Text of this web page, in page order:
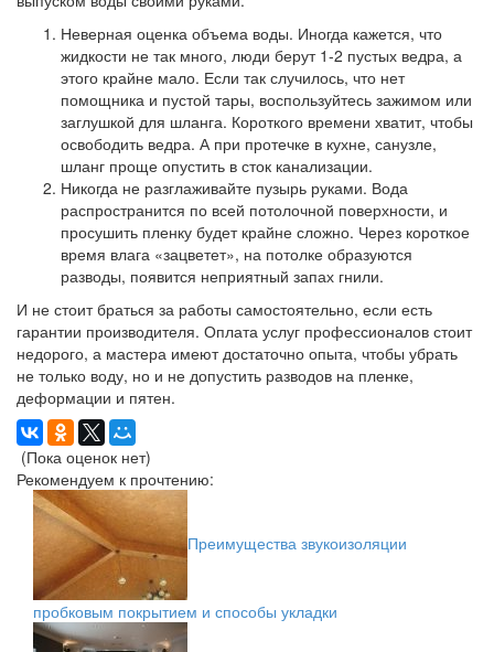
Неверная оценка объема воды. Иногда кажется, что
жидкости не так много, люди берут 1-2 пустых ведра, а
этого крайне мало. Если так случилось, что нет
помощника и пустой тары, воспользуйтесь зажимом или
заглушкой для шланга. Короткого времени хватит, чтобы
освободить ведра. А при протечке в кухне, санузле,
шланг проще опустить в сток канализации.
Никогда не разглаживайте пузырь руками. Вода
распространится по всей потолочной поверхности, и
просушить пленку будет крайне сложно. Через короткое
время влага «зацветет», на потолке образуются
разводы, появится неприятный запах гнили.
И не стоит браться за работы самостоятельно, если есть
гарантии производителя. Оплата услуг профессионалов стоит
недорого, а мастера имеют достаточно опыта, чтобы убрать
не только воду, но и не допустить разводов на пленке,
деформации и пятен.
(Пока оценок нет)
Рекомендуем к прочтению:
Преимущества звукоизоляции
пробковым покрытием и способы укладки